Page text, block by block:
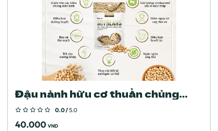
Đậu nành hữu cơ thuần chủng
không biến đổi gen C'LaVie
200g
0.0 /5.0
40.000 VND